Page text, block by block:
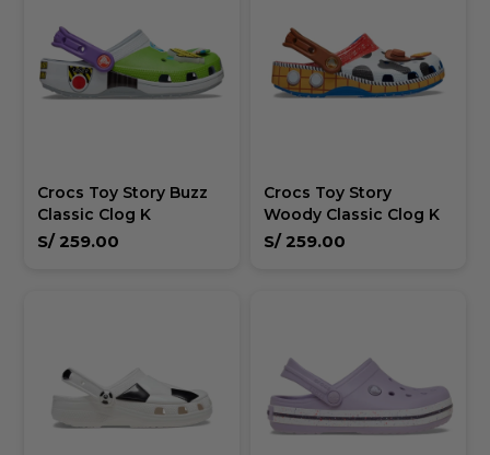
Crocs Toy Story Buzz
Classic Clog K
S/ 259.00
Crocs Toy Story
Woody Classic Clog K
S/ 259.00